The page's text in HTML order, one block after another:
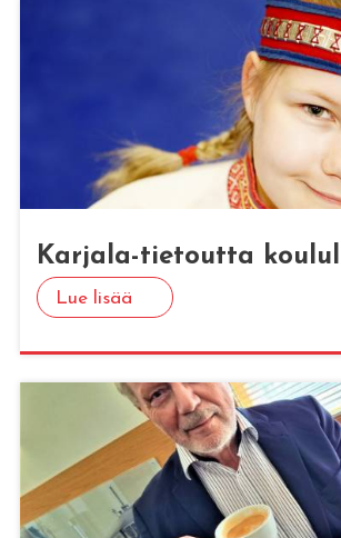
Kar­ja­la-tie­tout­ta
Lue lisää